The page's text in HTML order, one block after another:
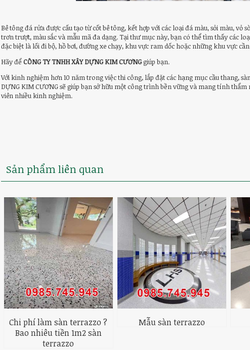
Bê tông đá rửa được cấu tạo từ cốt bê tông, kết hợp với các loại đá màu, sỏi màu, vỏ
trơn trượt, màu sắc và mẫu mã đa dạng. Tại thư mục này, bạn có thể tìm thấy các
đặc biệt là lối đi bộ, hồ bơi, đường xe chạy, khu vực ram dốc hoặc những khu vực
Hãy đểCÔNG TY TNHH XÂY DỰNG KIM CƯƠNGgiúp bạn.
Với kinh nghiệm hơn 10 năm trong việc thi công, lắp đặt các hạng mục cầu thang,
DỰNG KIM CƯƠNG sẽ giúp bạn sở hữu một công trình bền vững và mang tính thẩm
viên nhiều kinh nghiệm.
Sản phẩm liên quan
Chi phí làm sàn terrazzo ?
Bao nhiêu tiền 1m2 sàn
terrazzo
Mẫu sàn terrazzo